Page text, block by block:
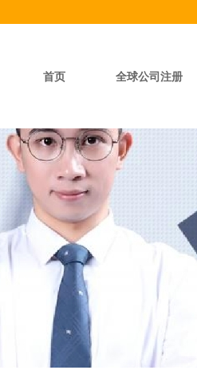
首页 全球公司注册